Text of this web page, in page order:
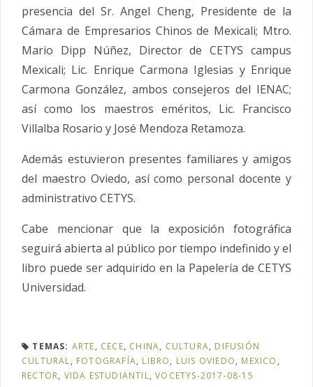
presencia del Sr. Angel Cheng, Presidente de la
Cámara de Empresarios Chinos de Mexicali; Mtro.
Mario Dipp Núñez, Director de CETYS campus
Mexicali; Lic. Enrique Carmona Iglesias y Enrique
Carmona González, ambos consejeros del IENAC;
así como los maestros eméritos, Lic. Francisco
Villalba Rosario y José Mendoza Retamoza.
Además estuvieron presentes familiares y amigos
del maestro Oviedo, así como personal docente y
administrativo CETYS.
Cabe mencionar que la exposición fotográfica
seguirá abierta al público por tiempo indefinido y el
libro puede ser adquirido en la Papelería de CETYS
Universidad.
TEMAS: ARTE, CECE, CHINA, CULTURA, DIFUSIÓN
CULTURAL, FOTOGRAFÍA, LIBRO, LUIS OVIEDO, MEXICO ,
RECTOR, VIDA ESTUDIANTIL,VOCETYS-2017-08-15